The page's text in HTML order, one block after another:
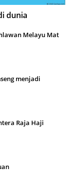
dunia
Melayu Mat
menjadi
Raja Haji